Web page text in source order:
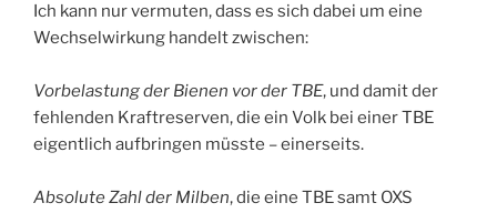
Ich kann nur vermuten, dass es sich dabei um eine
Wechselwirkung handelt zwischen:
Vorbelastung der Bienen vor der TBE, und damit der
fehlenden Kraftreserven, die ein Volk bei einer TBE
eigentlich aufbringen müsste – einerseits.
Absolute Zahl der Milben, die eine TBE samt OXS